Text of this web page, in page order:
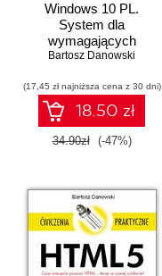
Windows 10 PL.
System dla
wymagających
Bartosz Danowski
(17,45 zł najniższa cena z 30 dni)
18.50 zł
34.90zł (-47%)